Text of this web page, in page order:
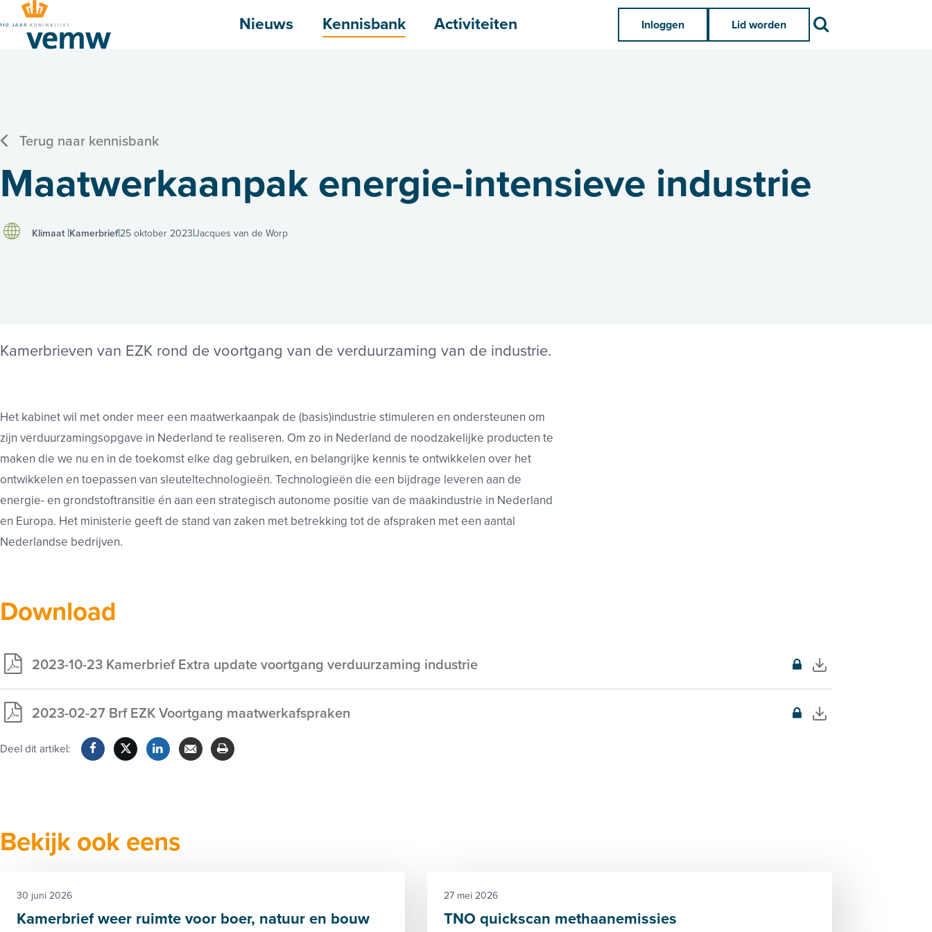
Nieuws Kennisbank Activiteiten Inloggen Lid worden
Terug naar kennisbank
Maatwerkaanpak energie-intensieve industrie
Klimaat Kamerbrief 25 oktober 2023 Jacques van de Worp
Kamerbrieven van EZK rond de voortgang van de verduurzaming van de industrie.
Het kabinet wil met onder meer een maatwerkaanpak de (basis)industrie stimuleren en ondersteunen om
zijn verduurzamingsopgave in Nederland te realiseren. Om zo in Nederland de noodzakelijke producten te
maken die we nu en in de toekomst elke dag gebruiken, en belangrijke kennis te ontwikkelen over het
ontwikkelen en toepassen van sleuteltechnologieën. Technologieën die een bijdrage leveren aan de
energie- en grondstoftransitie én aan een strategisch autonome positie van de maakindustrie in Nederland
en Europa. Het ministerie geeft de stand van zaken met betrekking tot de afspraken met een aantal
Nederlandse bedrijven.
Download
2023-10-23 Kamerbrief Extra update voortgang verduurzaming industrie
Exclusief
leden2023-02-27 Brf EZK Voortgang maatwerkafspraken
Exclusief
voor
Deel dit artikel:
Bekijk ook eens
Kamerbrief weer ruimte voor boer, natuur en bouw
30 juni 2026
TNO quickscan methaanemissies
27 mei 2026